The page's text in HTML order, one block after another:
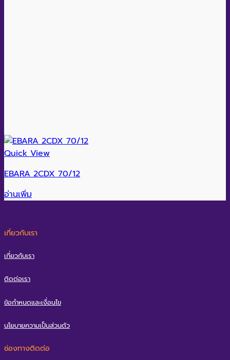
Quick View
EBARA 2CDX 70/12
อ่านเพิ่ม
เกี่ยวกับเรา
เกี่ยวกับเรา
ติดต่อเรา
ข้อกำหนดและเงื่อนไข
นโยบายความเป็นส่วนตัว
ช่องทางติดต่อ